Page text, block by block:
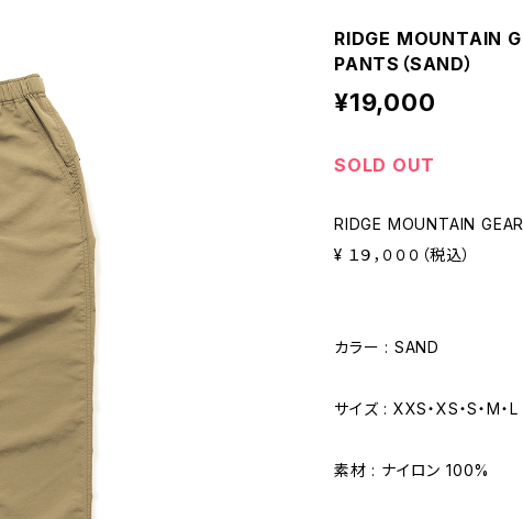
RIDGE MOUNTAIN
PANTS（SAND）
¥19,000
SOLD OUT
RIDGE MOUNTAIN
¥ １９，０００（税込）
カラー : SAND
サイズ : XXS・XS・S・M・L
素材 : ナイロン 100%